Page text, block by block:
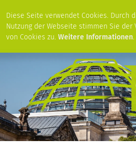
Diese Seite verwendet Cookies. Durch
Nutzung der Webseite stimmen Sie der
von Cookies zu. Weitere Informationen.